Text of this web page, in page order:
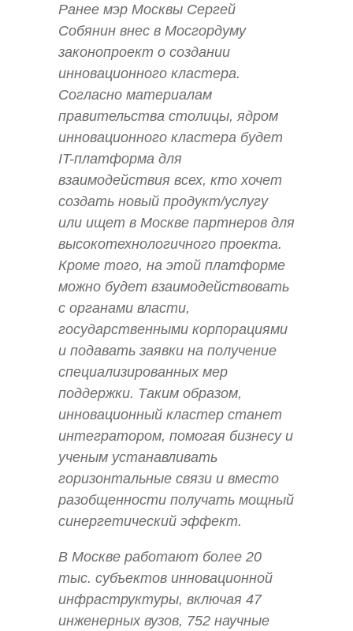
Ранее мэр Москвы Сергей
Собянин внес в Мосгордуму
законопроект о создании
инновационного кластера.
Согласно материалам
правительства столицы, ядром
инновационного кластера будет
IT-платформа для
взаимодействия всех, кто хочет
создать новый продукт/услугу
или ищет в Москве партнеров для
высокотехнологичного проекта.
Кроме того, на этой платформе
можно будет взаимодействовать
с органами власти,
государственными корпорациями
и подавать заявки на получение
специализированных мер
поддержки. Таким образом,
инновационный кластер станет
интегратором, помогая бизнесу и
ученым устанавливать
горизонтальные связи и вместо
разобщенности получать мощный
синергетический эффект.
В Москве работают более 20
тыс. субъектов инновационной
инфраструктуры, включая 47
инженерных вузов, 752 научные